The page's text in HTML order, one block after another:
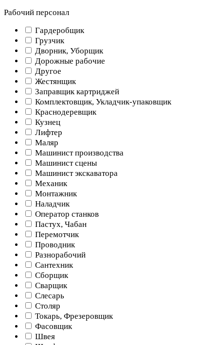
Рабочий персонал
Гардеробщик
Грузчик
Дворник, Уборщик
Дорожные рабочие
Другое
Жестянщик
Заправщик картриджей
Комплектовщик, Укладчик-упаковщик
Краснодеревщик
Кузнец
Лифтер
Маляр
Машинист производства
Машинист сцены
Машинист экскаватора
Механик
Монтажник
Наладчик
Оператор станков
Пастух, Чабан
Перемотчик
Проводник
Разнорабочий
Сантехник
Сборщик
Сварщик
Слесарь
Столяр
Токарь, Фрезеровщик
Фасовщик
Швея